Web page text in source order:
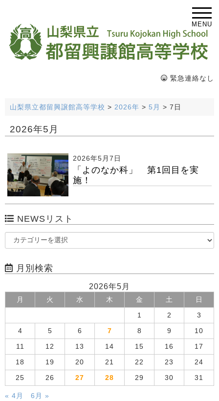
MENU
緊急連絡なし
山梨県立都留興譲館高等学校 > 2026年 > 5月 > 7日
2026年5月
2026年5月7日
「よのなか科」 第1回目を実
施！
NEWSリスト
月別検索
2026年5月
月 火 水 木 金 土 日
1 2 3
4 5 6 7 8 9 10
11 12 13 14 15 16 17
18 19 20 21 22 23 24
25 26 27 28 29 30 31
« 4月
6月 »